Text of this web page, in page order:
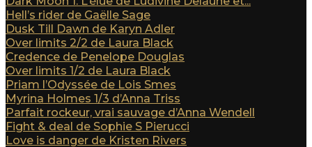
Hell’s rider de Gaëlle Sage
Dusk Till Dawn de Karyn Adler
Over limits 2/2 de Laura Black
Credence de Penelope Douglas
Over limits 1/2 de Laura Black
Priam l’Odyssée de Lois Smes
Myrina Holmes 1/3 d’Anna Triss
Parfait rockeur, vrai sauvage d’Anna Wendell
Fight & deal de Sophie S Pierucci
Love is danger de Kristen Rivers